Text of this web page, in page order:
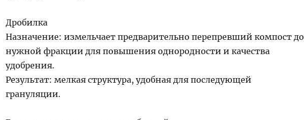
Дробилка
Назначение: измельчает предварительно перепревший компост до
нужной фракции для повышения однородности и качества
удобрения.
Результат: мелкая структура, удобная для последующей
грануляции.